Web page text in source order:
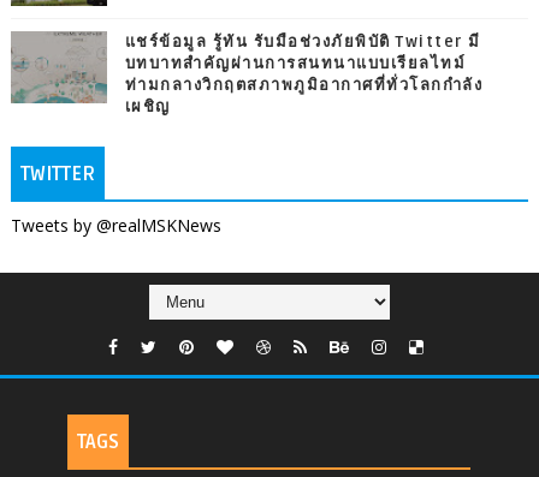
แชร์ข้อมูล รู้ทัน รับมือช่วงภัยพิบัติ Twitter มี
บทบาทสำคัญผ่านการสนทนาแบบเรียลไทม์
ท่ามกลางวิกฤตสภาพภูมิอากาศที่ทั่วโลกกำลัง
เผชิญ
TWITTER
Tweets by @realMSKNews
TAGS